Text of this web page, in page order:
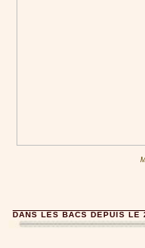
DANS LES BACS DEPUIS LE